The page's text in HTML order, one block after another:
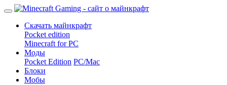
Скачать майнкрафт
Pocket edition
Minecraft for PC
Моды
Pocket Edition PC/Mac
Блоки
Мобы